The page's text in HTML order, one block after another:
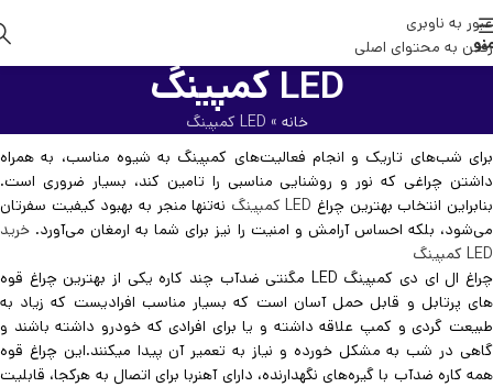
عبور به ناوبری
رفتن به محتوای اصلی
LED کمپینگ
خانه » LED کمپینگ
برای شب‌های تاریک و انجام فعالیت‌های کمپینگ به شیوه مناسب، به همراه
داشتن چراغی که نور و روشنایی مناسبی را تامین کند، بسیار ضروری است.
بنابراین انتخاب بهترین چراغ LED کمپینگ
نه‌تنها منجر به بهبود کیفیت سفرتان
می‌شود، بلکه احساس آرامش و امنیت را نیز برای شما به ارمغان می‌آورد. خرید
LED کمپینگ
چراغ ال ای دی کمپینگ LED مگنتی ضدآب چند کاره یکی از بهترین چراغ قوه
های پرتابل و قابل حمل آسان است که بسیار مناسب افرادیست که زیاد به
طبیعت گردی و کمپ علاقه داشته و یا برای افرادی که خودرو داشته باشند و
گاهی در شب به مشکل خورده و نیاز به تعمیر آن پیدا میکنند.این چراغ قوه
همه کاره ضدآب با گیره‌های نگهدارنده، دارای آهنربا برای اتصال به هرکجا، قابلیت